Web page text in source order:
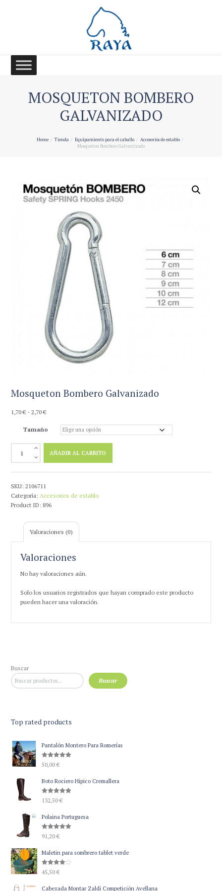
MOSQUETON BOMBERO
GALVANIZADO
Home Tienda Equipamiento para el caballo
Accesorios de establo
Mosqueton Bombero Galvanizado
Mosqueton Bombero Galvanizado
1,70€ - 2,70€Rango
precios:
1,70 €
Tamaño
Mosqueton
Bombero
AÑADIR AL CARRITO
SKU:2106711
Categoría:Accesorios de establo
Product ID: 896
Valoraciones (0)
Valoraciones
No hay valoraciones aún.
Solo los usuarios registrados que hayan comprado este producto
pueden hacer una valoración.
Buscar
Buscar
Top rated products
Pantalón Montero Para Romerías
Valorado
con5.00
50,00€
Boto Rociero Hipico Cremallera
Valorado
con5.00
132,50€
Polaina Portuguesa
Valorado
con5.00
91,20€
Maletin para sombrero tablet verde
Valorado
con4.00
45,50€
Cabezada Montar Zaldi Competición Avellana